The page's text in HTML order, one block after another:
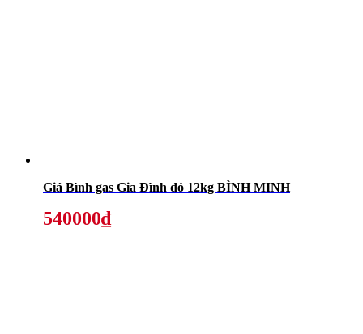
Giá Bình gas Gia Đình đỏ 12kg BÌNH MINH
540000₫